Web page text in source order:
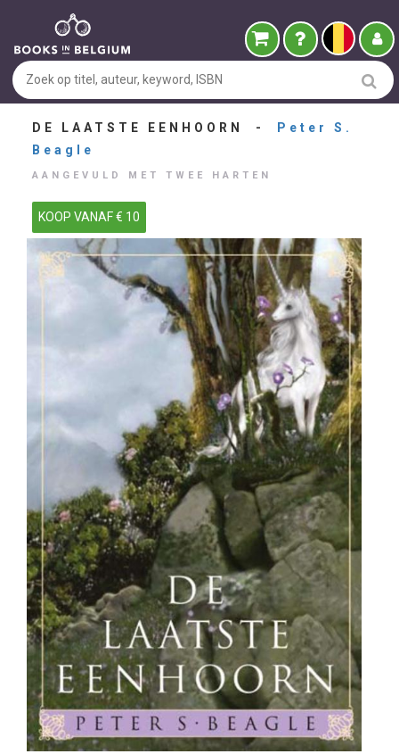
DE LAATSTE EENHOORN -
Peter S.
Beagle
AANGEVULD MET TWEE HARTEN
KOOP VANAF € 10